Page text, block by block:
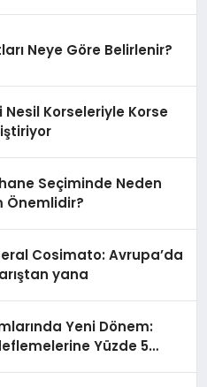
Neye Göre Belirlenir?
Nesil Korseleriyle Korse
Seçiminde Neden
Önemlidir?
Cosimato: Avrupa’da
yana
Yeni Dönem:
Yüzde 5